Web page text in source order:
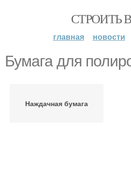
СТРОИТЬ
главная новости
Бумага для
Наждачная бумага